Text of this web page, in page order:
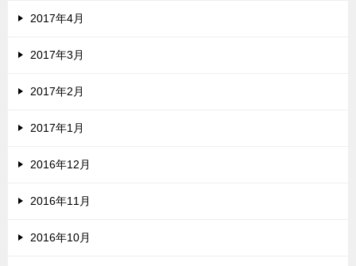
2017年4月
2017年3月
2017年2月
2017年1月
2016年12月
2016年11月
2016年10月